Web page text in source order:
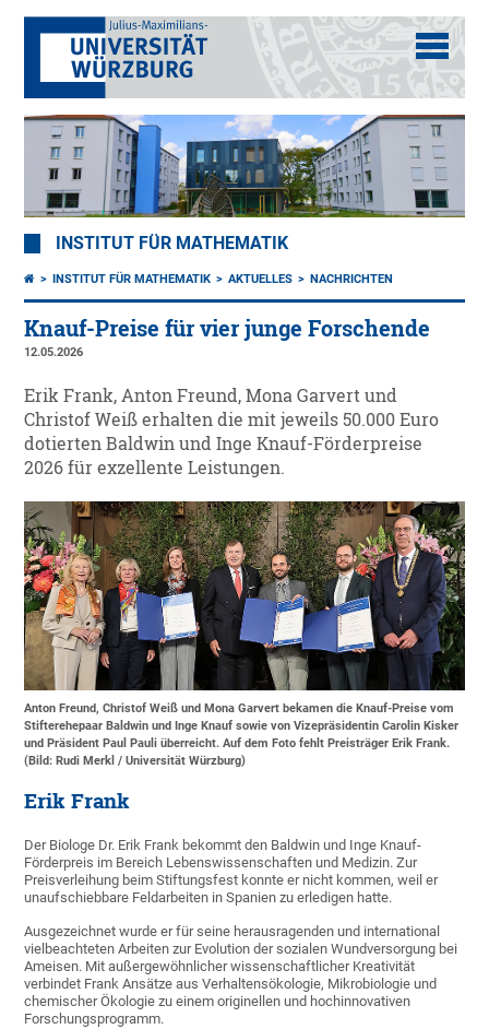
INSTITUT FÜR MATHEMATIK
INSTITUT FÜR MATHEMATIK AKTUELLES NACHRICHTEN
Knauf-Preise für vier junge Forschende
12.05.2026
Erik Frank, Anton Freund, Mona Garvert und
Christof Weiß erhalten die mit jeweils 50.000 Euro
dotierten Baldwin und Inge Knauf-Förderpreise
2026 für exzellente Leistungen.
Anton Freund, Christof Weiß und Mona Garvert bekamen die Knauf-Preise vom
Stifterehepaar Baldwin und Inge Knauf sowie von Vizepräsidentin Carolin Kisker
und Präsident Paul Pauli überreicht. Auf dem Foto fehlt Preisträger Erik Frank.
(Bild: Rudi Merkl / Universität Würzburg)
Erik Frank
Der Biologe Dr. Erik Frank bekommt den Baldwin und Inge Knauf-
Förderpreis im Bereich Lebenswissenschaften und Medizin. Zur
Preisverleihung beim Stiftungsfest konnte er nicht kommen, weil er
unaufschiebbare Feldarbeiten in Spanien zu erledigen hatte.
Ausgezeichnet wurde er für seine herausragenden und international
vielbeachteten Arbeiten zur Evolution der sozialen Wundversorgung bei
Ameisen. Mit außergewöhnlicher wissenschaftlicher Kreativität
verbindet Frank Ansätze aus Verhaltensökologie, Mikrobiologie und
chemischer Ökologie zu einem originellen und hochinnovativen
Forschungsprogramm.